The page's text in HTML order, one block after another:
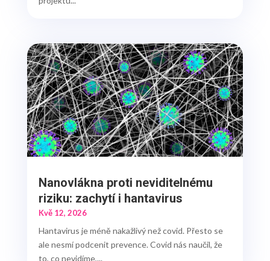
Nanovlákna proti neviditelnému
riziku: zachytí i hantavirus
Kvě 12, 2026
Hantavirus je méně nakažlivý než covid. Přesto se
ale nesmí podcenit prevence. Covid nás naučil, že
to, co nevidíme,...